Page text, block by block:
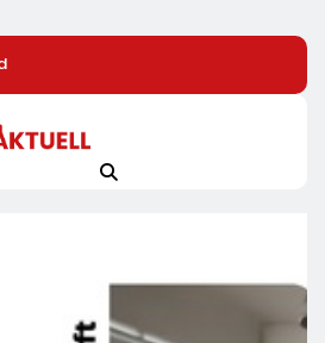
Preissenkung Im April:
Sofort Die Preise Auf
Schokolade Und Käse
Süßer Und Herzhafter
Genuss
Vernetzen Sich